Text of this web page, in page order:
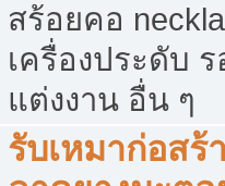
สร้อยคอ
เครื่องประดับ ร
แต่งงาน อื่น ๆ
รับเหมาก่อส